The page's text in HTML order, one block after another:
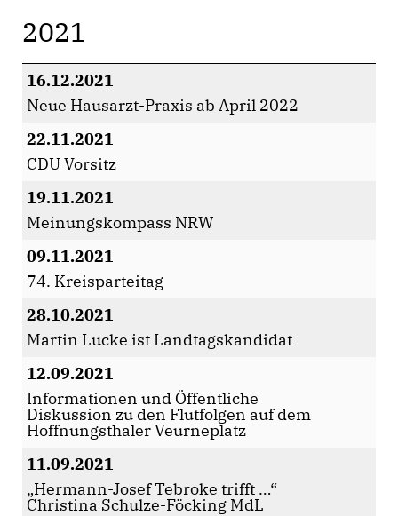
2021
16.12.2021
Neue Hausarzt-Praxis ab April 2022
22.11.2021
CDU Vorsitz
19.11.2021
Meinungskompass NRW
09.11.2021
74. Kreisparteitag
28.10.2021
Martin Lucke ist Landtagskandidat
12.09.2021
Informationen und Öffentliche
Diskussion zu den Flutfolgen auf dem
Hoffnungsthaler Veurneplatz
11.09.2021
Hermann-Josef Tebroke trifft …“
Christina Schulze-Föcking MdL